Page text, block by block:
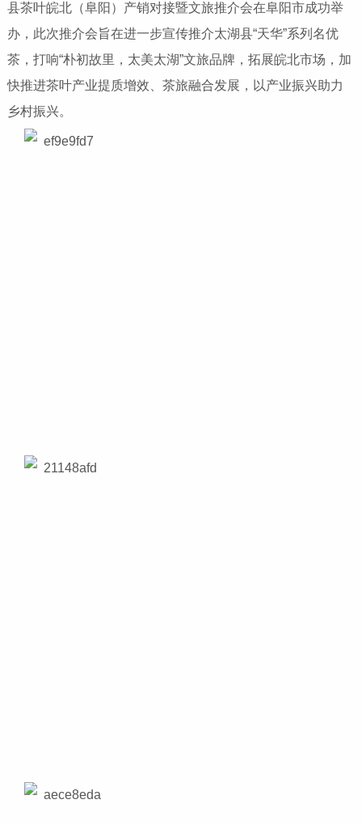
县茶叶皖北（阜阳）产销对接暨文旅推介会在阜阳市成功举
办，此次推介会旨在进一步宣传推介太湖县“天华”系列名优
茶，打响“朴初故里，太美太湖”文旅品牌，拓展皖北市场，加
快推进茶叶产业提质增效、茶旅融合发展，以产业振兴助力
乡村振兴。